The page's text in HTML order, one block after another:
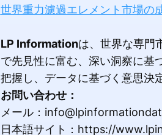
世界重力濾過エレメント市場の
LP Informationは、世界な専門
で先見性に富む、深い洞察に基
把握し、データに基づく意思決
お問い合わせ：
メール：
日本語サイト：https://